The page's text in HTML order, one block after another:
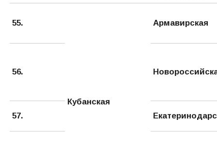
55.
Кубанская
Армавирская
56.
57.